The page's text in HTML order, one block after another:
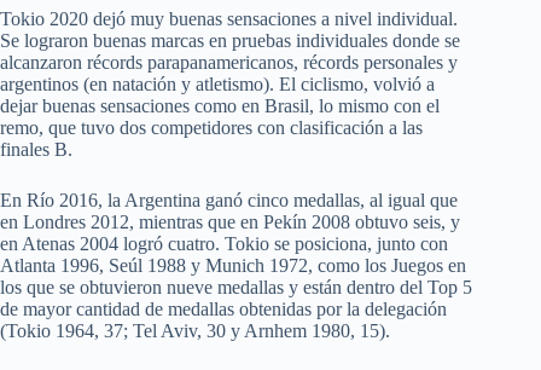
Tokio 2020 dejó muy buenas sensaciones a nivel individual.
Se lograron buenas marcas en pruebas individuales donde se
alcanzaron récords parapanamericanos, récords personales y
argentinos (en natación y atletismo). El ciclismo, volvió a
dejar buenas sensaciones como en Brasil, lo mismo con el
remo, que tuvo dos competidores con clasificación a las
finales B.
En Río 2016, la Argentina ganó cinco medallas, al igual que
en Londres 2012, mientras que en Pekín 2008 obtuvo seis, y
en Atenas 2004 logró cuatro. Tokio se posiciona, junto con
Atlanta 1996, Seúl 1988 y Munich 1972, como los Juegos en
los que se obtuvieron nueve medallas y están dentro del Top 5
de mayor cantidad de medallas obtenidas por la delegación
(Tokio 1964, 37; Tel Aviv, 30 y Arnhem 1980, 15).